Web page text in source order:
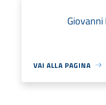
VAI ALLA PAGINA